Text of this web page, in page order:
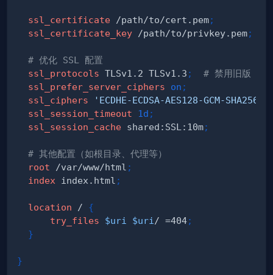
ssl_certificate /path/to/cert.pem;
ssl_certificate_key /path/to/privkey.pem;
# 优化 SSL 配置
ssl_protocols TLSv1.2 TLSv1.3 ;
# 禁用旧版 TLS
ssl_prefer_server_ciphers
on ;
ssl_ciphers
'ECDHE-ECDSA-AES128-GCM-
ssl_session_timeout
1d ;
ssl_session_cache shared:SSL:10m;
# 其他配置（如根目录、代理等）
root /var/www/html ;
index index.html ;
location /
{
try_files
$uri $uri / =404;
}
}